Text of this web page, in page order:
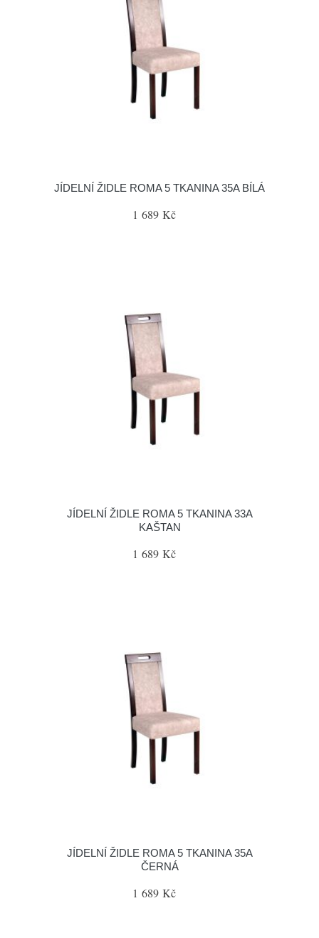
JÍDELNÍ ŽIDLE ROMA 5 TKANINA 35A BÍLÁ
1 689 Kč
JÍDELNÍ ŽIDLE ROMA 5 TKANINA 33A
KAŠTAN
1 689 Kč
JÍDELNÍ ŽIDLE ROMA 5 TKANINA 35A
ČERNÁ
1 689 Kč